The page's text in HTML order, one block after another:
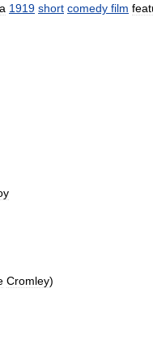
a 1919 short comedy film
Cromley)